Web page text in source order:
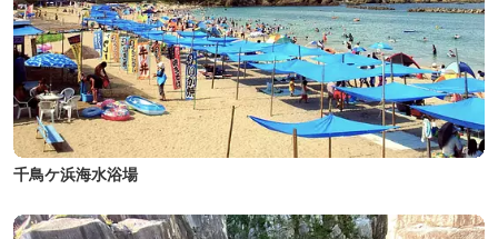
千鳥ケ浜海水浴場